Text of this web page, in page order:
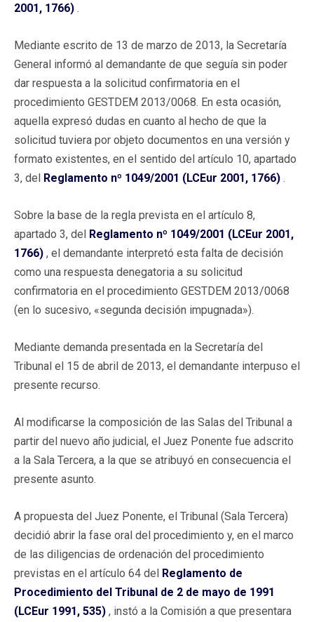
2001, 1766) .
Mediante escrito de 13 de marzo de 2013, la Secretaría
General informó al demandante de que seguía sin poder
dar respuesta a la solicitud confirmatoria en el
procedimiento GESTDEM 2013/0068. En esta ocasión,
aquella expresó dudas en cuanto al hecho de que la
solicitud tuviera por objeto documentos en una versión y
formato existentes, en el sentido del artículo 10, apartado
3, del Reglamento nº 1049/2001 (LCEur 2001, 1766) .
Sobre la base de la regla prevista en el artículo 8,
apartado 3, del Reglamento nº 1049/2001 (LCEur 2001,
1766) , el demandante interpretó esta falta de decisión
como una respuesta denegatoria a su solicitud
confirmatoria en el procedimiento GESTDEM 2013/0068
(en lo sucesivo, «segunda decisión impugnada»).
Mediante demanda presentada en la Secretaría del
Tribunal el 15 de abril de 2013, el demandante interpuso el
presente recurso.
Al modificarse la composición de las Salas del Tribunal a
partir del nuevo año judicial, el Juez Ponente fue adscrito
a la Sala Tercera, a la que se atribuyó en consecuencia el
presente asunto.
A propuesta del Juez Ponente, el Tribunal (Sala Tercera)
decidió abrir la fase oral del procedimiento y, en el marco
de las diligencias de ordenación del procedimiento
previstas en el artículo 64 del Reglamento de
Procedimiento del Tribunal de 2 de mayo de 1991
(LCEur 1991, 535) , instó a la Comisión a que presentara